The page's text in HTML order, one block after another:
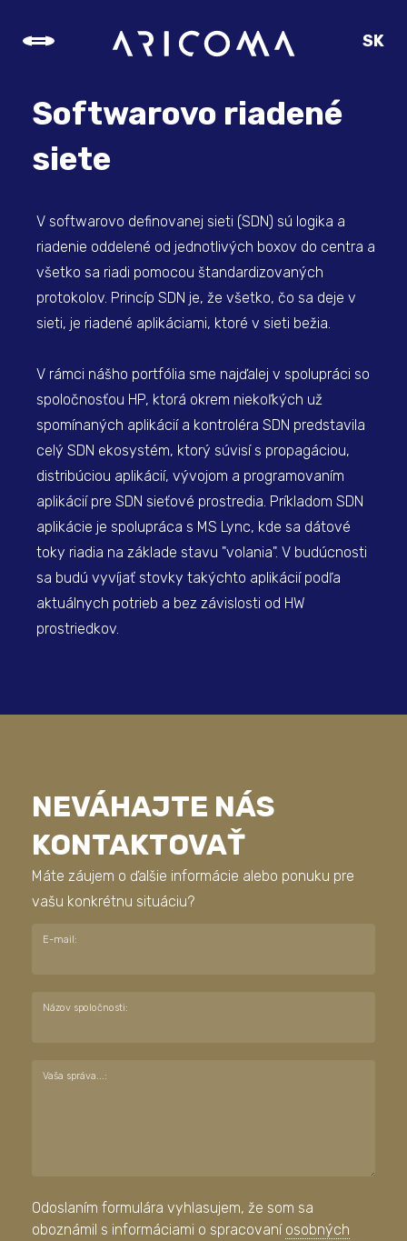
SK
Softwarovo riadené
siete
V softwarovo definovanej sieti (SDN) sú logika a
riadenie oddelené od jednotlivých boxov do centra a
všetko sa riadi pomocou štandardizovaných
protokolov. Princíp SDN je, že všetko, čo sa deje v
sieti, je riadené aplikáciami, ktoré v sieti bežia.
V rámci nášho portfólia sme najďalej v spolupráci so
spoločnosťou HP, ktorá okrem niekoľkých už
spomínaných aplikácií a kontroléra SDN predstavila
celý SDN ekosystém, ktorý súvisí s propagáciou,
distribúciou aplikácií, vývojom a programovaním
aplikácií pre SDN sieťové prostredia. Príkladom SDN
aplikácie je spolupráca s MS Lync, kde sa dátové
toky riadia na základe stavu "volania". V budúcnosti
sa budú vyvíjať stovky takýchto aplikácií podľa
aktuálnych potrieb a bez závislosti od HW
prostriedkov.
NEVÁHAJTE NÁS
KONTAKTOVAŤ
Máte záujem o ďalšie informácie alebo ponuku pre
vašu konkrétnu situáciu?
E-mail:
Názov spoločnosti:
Vaša správa...:
Odoslaním formulára vyhlasujem, že som sa
oboznámil s informáciami o spracovaní osobných